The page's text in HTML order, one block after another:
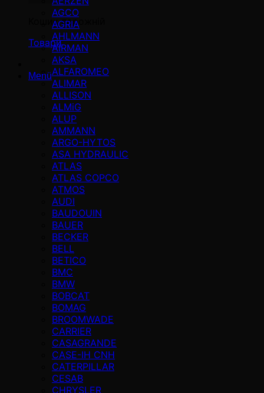
Кошик порожній
Товари
Menü
AGCO
AGRIA
AHLMANN
AIRMAN
AKSA
ALFAROMEO
ALIMAR
ALLISON
ALMiG
ALUP
AMMANN
ARGO-HYTOS
ASA HYDRAULIC
ATLAS
ATLAS COPCO
ATMOS
AUDI
BAUDOUIN
BAUER
BECKER
BELL
BETICO
BMC
BMW
BOBCAT
BOMAG
BROOMWADE
CARRIER
CASAGRANDE
CASE-IH CNH
CATERPILLAR
CESAB
CHRYSLER